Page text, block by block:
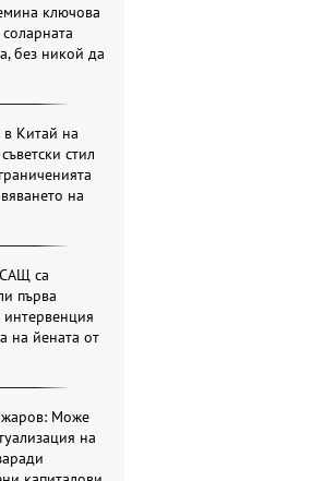
ключова
без никой да
в Китай на
стил
на
са
първа
интервенция
на йената от
Може
на